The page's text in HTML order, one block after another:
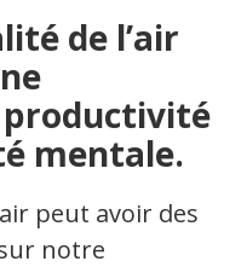
de l’air
mentale.
peut avoir des
notre